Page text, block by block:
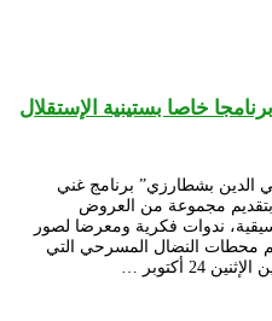
خاصا بستينية الإستقلال
بشطارزي” برنامج غني
بتقديم مجموعة من العروض
ندوات فكرية ومعرضا لصور
أهم محطات النضال المسرحي التي
أكتوبر …